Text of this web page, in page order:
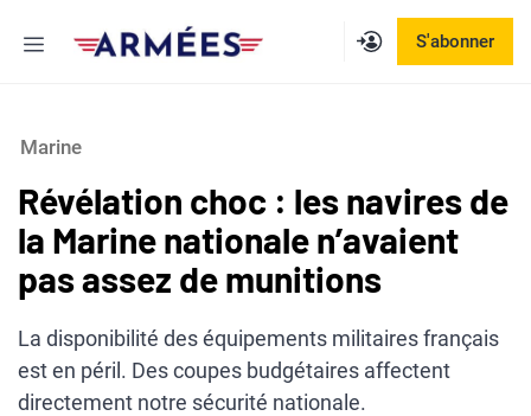
S'abonner
Menu
Marine
Révélation choc : les navires de
la Marine nationale n’avaient
pas assez de munitions
La disponibilité des équipements militaires français
est en péril. Des coupes budgétaires affectent
directement notre sécurité nationale.